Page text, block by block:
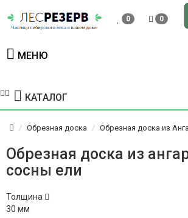
0 0
МЕНЮ
КАТАЛОГ
Обрезная доска Обрезная доска из
Обрезная доска из
сосны ели
Толщина
30 мм